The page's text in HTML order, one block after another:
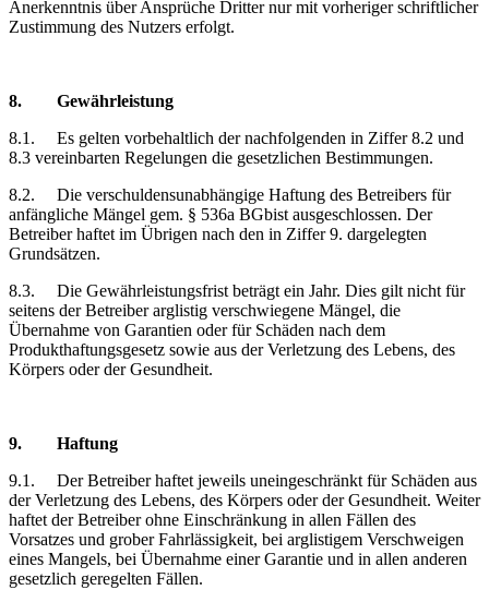
Anerkenntnis über Ansprüche Dritter nur mit vorheriger schriftlicher
Zustimmung des Nutzers erfolgt.
8.
Gewährleistung
8.1.
Es gelten vorbehaltlich der nachfolgenden in Ziffer 8.2 und
8.3 vereinbarten Regelungen die gesetzlichen Bestimmungen.
8.2.
Die verschuldensunabhängige Haftung des Betreibers für
anfängliche Mängel gem. § 536a BGbist ausgeschlossen. Der
Betreiber haftet im Übrigen nach den in Ziffer 9. dargelegten
Grundsätzen.
8.3.
Die Gewährleistungsfrist beträgt ein Jahr. Dies gilt nicht für
seitens der Betreiber arglistig verschwiegene Mängel, die
Übernahme von Garantien oder für Schäden nach dem
Produkthaftungsgesetz sowie aus der Verletzung des Lebens, des
Körpers oder der Gesundheit.
9.
Haftung
9.1.
Der Betreiber haftet jeweils uneingeschränkt für Schäden aus
der Verletzung des Lebens, des Körpers oder der Gesundheit. Weiter
haftet der Betreiber ohne Einschränkung in allen Fällen des
Vorsatzes und grober Fahrlässigkeit, bei arglistigem Verschweigen
eines Mangels, bei Übernahme einer Garantie und in allen anderen
gesetzlich geregelten Fällen.